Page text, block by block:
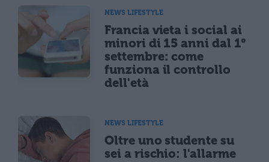
NEWS LIFESTYLE
Francia vieta i social ai
minori di 15 anni dal 1°
settembre: come
funziona il controllo
dell'età
NEWS LIFESTYLE
Oltre uno studente su
sei a rischio: l'allarme